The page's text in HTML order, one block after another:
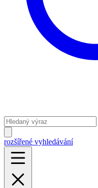
rozšířené vyhledávání